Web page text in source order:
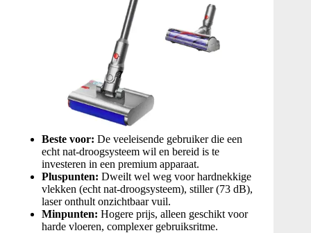
Beste voor: De veeleisende gebruiker die een
echt nat-droogsysteem wil en bereid is te
investeren in een premium apparaat.
Pluspunten: Dweilt wel weg voor hardnekkige
vlekken (echt nat-droogsysteem), stiller (73 dB),
laser onthult onzichtbaar vuil.
Minpunten: Hogere prijs, alleen geschikt voor
harde vloeren, complexer gebruiksritme.